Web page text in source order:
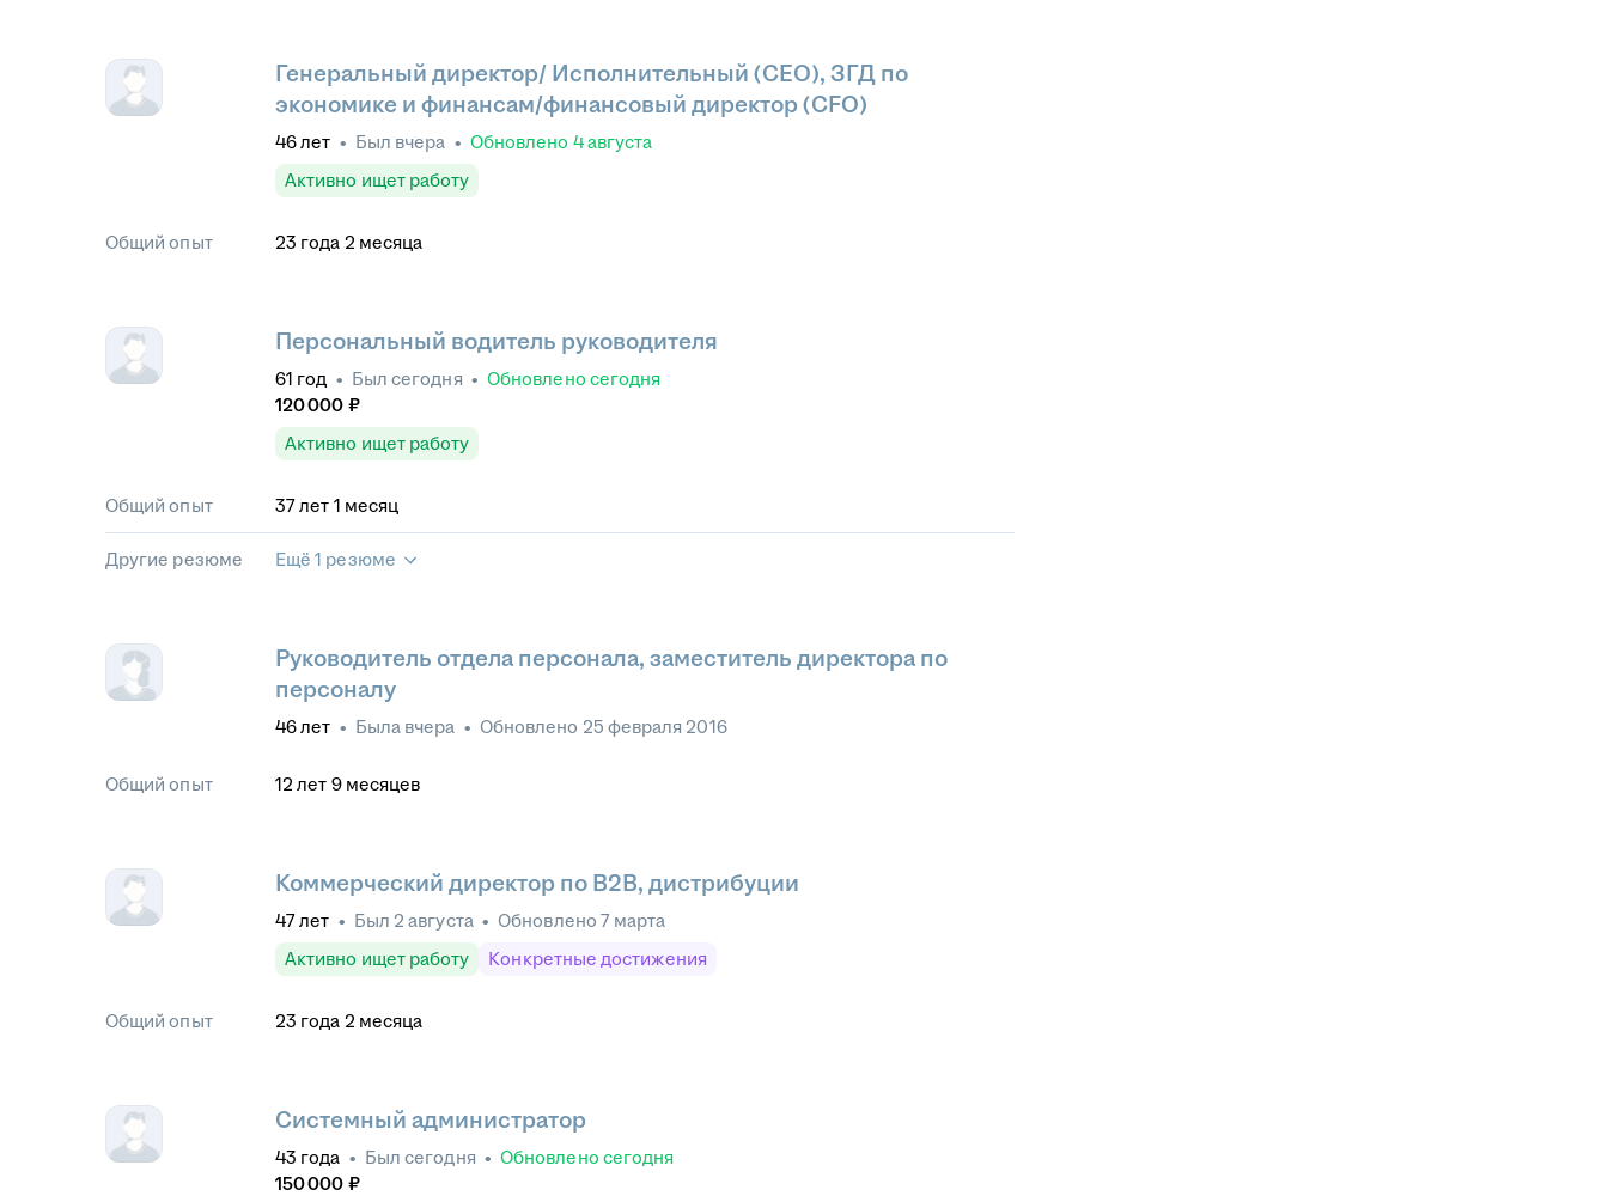
Генеральный директор/ Исполнительный (CEO), ЗГД по
экономике и финансам/финансовый директор (CFO)
46лет • Был вчера • Обновлено 4 августа
Активно ищет работу
Общий опыт 23 года 2 месяца
Персональный водитель руководителя
61 год • Был сегодня • Обновлено сегодня
120 000 ₽
Активно ищет работу
Общий опыт 37лет 1 месяц
Другие резюме Ещё 1 резюме
Руководитель отдела персонала, заместитель директора по
персоналу
46лет • Была вчера • Обновлено 25 февраля 2016
Общий опыт 12 лет 9 месяцев
Коммерческий директор по B2B, дистрибуции
47лет • Был 2 августа • Обновлено 7 марта
Активно ищет работу
Конкретные достижения
Общий опыт 23 года 2 месяца
Системный администратор
43 года • Был сегодня • Обновлено сегодня
150 000 ₽